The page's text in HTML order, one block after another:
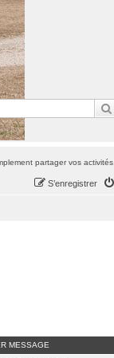
partager vos activités.
S’enregistrer
MESSAGE